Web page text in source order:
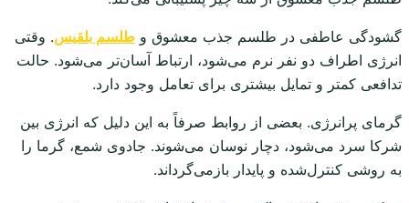
گشودگی عاطفی در طلسم جذب معشوق و طلسم بلقیس. وقتی
انرژی اطراف دو نفر نرم می‌شود، ارتباط آسان‌تر می‌شود. حالت
تدافعی کمتر و تمایل بیشتری برای تعامل وجود دارد.
گرمای پرانرژی. بعضی از روابط صرفاً به این دلیل که انرژی بین
شرکا سرد می‌شود، دچار نوسان می‌شوند. جادوی شمع، گرما را
به روشی کنترل‌شده و پایدار بازمی‌گرداند.